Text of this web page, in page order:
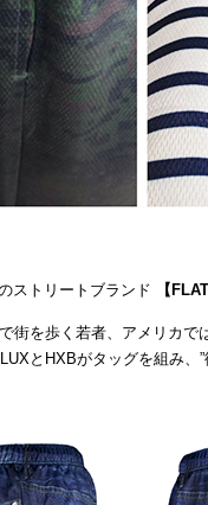
ストリートブランド 【
街を歩く若者、アメリカで
とHXBがタッグを組み、